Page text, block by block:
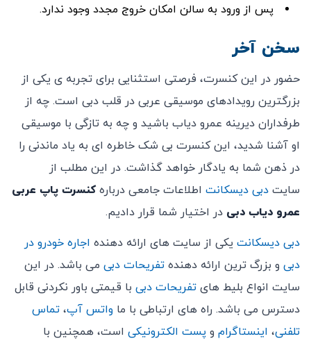
پس از ورود به سالن امکان خروج مجدد وجود ندارد.
سخن آخر
حضور در این کنسرت، فرصتی استثنایی برای تجربه ی یکی از
بزرگترین رویدادهای موسیقی عربی در قلب دبی است. چه از
طرفداران دیرینه عمرو دیاب باشید و چه به تازگی با موسیقی
او آشنا شدید، این کنسرت بی شک خاطره ای به یاد ماندنی را
در ذهن شما به یادگار خواهد گذاشت. در این مطلب از
سایت دبی دیسکانت اطلاعات جامعی دربارهکنسرت پاپ عربی
عمرو دیاب دبی در اختیار شما قرار دادیم.
دبی دیسکانت یکی از سایت های ارائه دهنده اجاره خودرو در
دبی و بزرگ ترین ارائه دهنده تفریحات دبی می باشد. در این
سایت انواع بلیط های تفریحات دبی با قیمتی باور نکردنی قابل
دسترس می باشد. راه های ارتباطی با ما واتس آپ، تماس
تلفنی، اینستاگرام و پست الکترونیکی است، همچنین با